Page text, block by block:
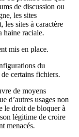
de discussion ou
les sites
les sites à caractère
haine raciale.
mis en place.
du
certains fichiers.
de moyens
d’autres usages non
le droit de bloquer à
légitime de croire
menacés.